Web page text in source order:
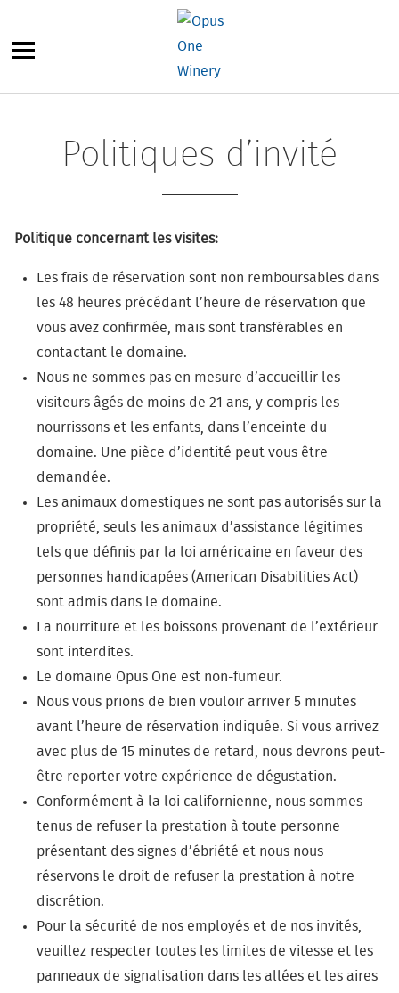
contenu
Politiques d’invité
Politique concernant les visites:
Les frais de réservation sont non remboursables dans
les 48 heures précédant l’heure de réservation que
vous avez confirmée, mais sont transférables en
contactant le domaine.
Nous ne sommes pas en mesure d’accueillir les
visiteurs âgés de moins de 21 ans, y compris les
nourrissons et les enfants, dans l’enceinte du
domaine. Une pièce d’identité peut vous être
demandée.
Les animaux domestiques ne sont pas autorisés sur la
propriété, seuls les animaux d’assistance légitimes
tels que définis par la loi américaine en faveur des
personnes handicapées (American Disabilities Act)
sont admis dans le domaine.
La nourriture et les boissons provenant de l’extérieur
sont interdites.
Le domaine Opus One est non-fumeur.
Nous vous prions de bien vouloir arriver 5 minutes
avant l’heure de réservation indiquée. Si vous arrivez
avec plus de 15 minutes de retard, nous devrons peut-
être reporter votre expérience de dégustation.
Conformément à la loi californienne, nous sommes
tenus de refuser la prestation à toute personne
présentant des signes d’ébriété et nous nous
réservons le droit de refuser la prestation à notre
discrétion.
Pour la sécurité de nos employés et de nos invités,
veuillez respecter toutes les limites de vitesse et les
panneaux de signalisation dans les allées et les aires